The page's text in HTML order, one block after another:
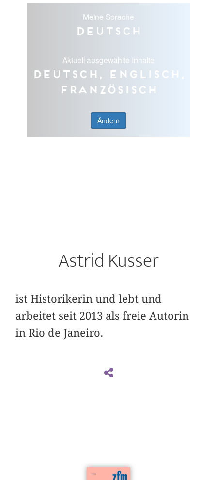
Meine Sprache
Deutsch
Aktuell ausgewählte Inhalte
Deutsch, Englisch,
Französisch
Ändern
Astrid Kusser
ist Historikerin und lebt und
arbeitet seit 2013 als freie Autorin
in Rio de Janeiro.